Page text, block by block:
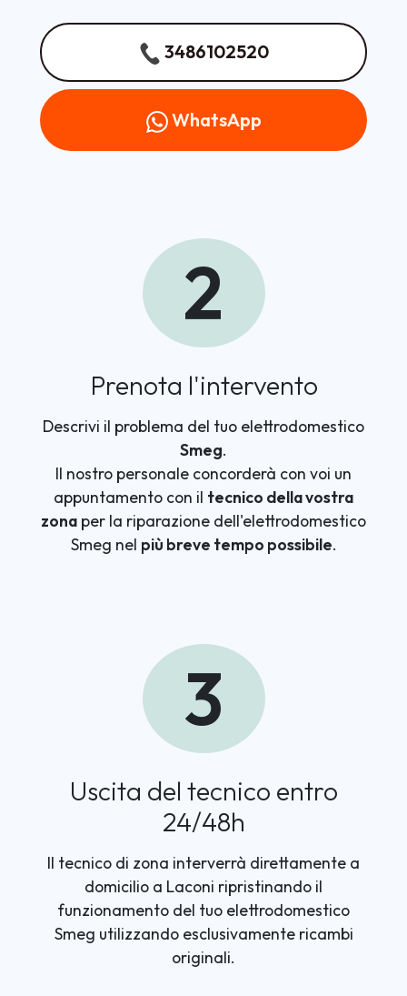
3486102520
WhatsApp
2
Prenota l'intervento
Descrivi il problema del tuo elettrodomestico
Smeg.
Il nostro personale concorderà con voi un
appuntamento con il tecnico della vostra
zona per la riparazione dell'elettrodomestico
Smeg nel più breve tempo possibile.
3
Uscita del tecnico entro
24/48h
Il tecnico di zona interverrà direttamente a
domicilio a Laconi ripristinando il
funzionamento del tuo elettrodomestico
Smeg utilizzando esclusivamente ricambi
originali.